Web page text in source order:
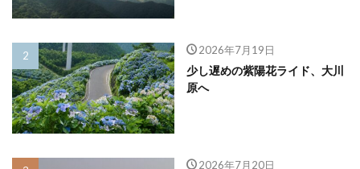
2026年7月19日
少し遅めの紫陽花ライド、大川
原へ
2026年7月20日